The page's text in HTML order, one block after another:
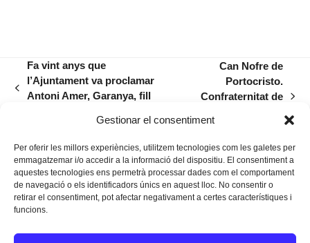
Gestionar el consentiment
Per oferir les millors experiències, utilitzem tecnologies com les galetes per
emmagatzemar i/o accedir a la informació del dispositiu. El consentiment a
aquestes tecnologies ens permetrà processar dades com el comportament
de navegació o els identificadors únics en aquest lloc. No consentir o
retirar el consentiment, pot afectar negativament a certes característiques i
funcions.
previous
Fa vint anys que
l’Ajuntament va proclamar
Antoni Amer, Garanya, fill
next
post:
Can Nofre de
Portocristo.
Confraternitat de
Instagram
Facebook
Twitter